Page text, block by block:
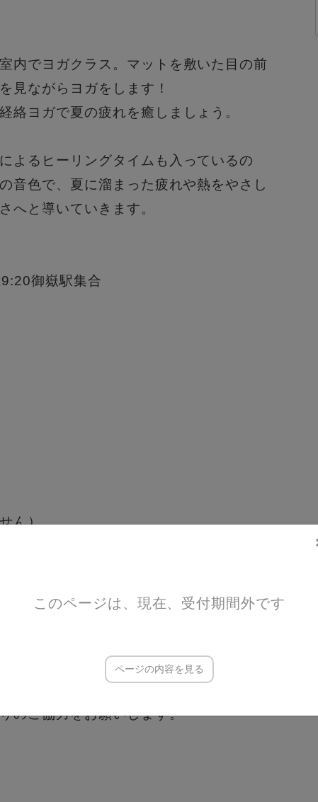
内でヨガクラス。マットを敷いた目の前
見ながらヨガをします！
絡ヨガで夏の疲れを癒しましょう。
よるヒーリングタイムも入っているの
音色で、夏に溜まった疲れや熱をやさし
へと導いていきます。
御嶽駅集合
ん）
ど屋外で敷いて座れるもの
れば
なお店があるので外食がおすすめです。
のご協力をお願いします。
このページは、現在、受付期間外です
ページの内容を見る